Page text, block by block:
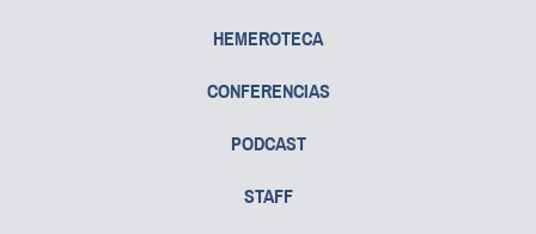
HEMEROTECA
CONFERENCIAS
PODCAST
STAFF